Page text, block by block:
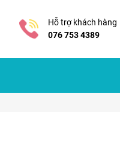
Hỗ trợ khách hàng
076 753 4389